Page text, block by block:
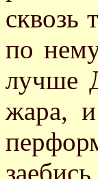
сквозь
по
лучше
жара,